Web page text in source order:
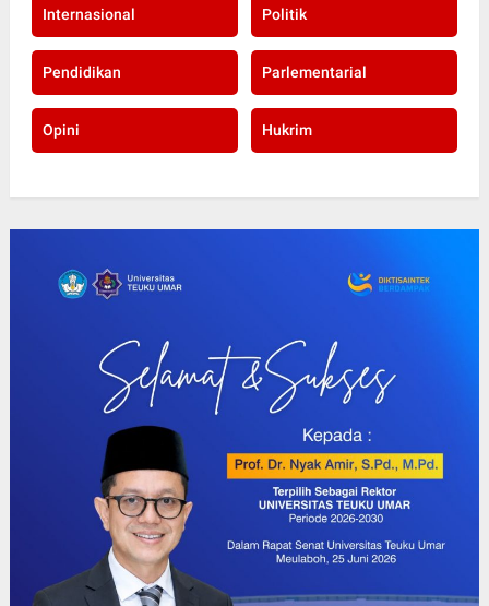
Internasional Politik
Pendidikan Parlementarial
Opini Hukrim